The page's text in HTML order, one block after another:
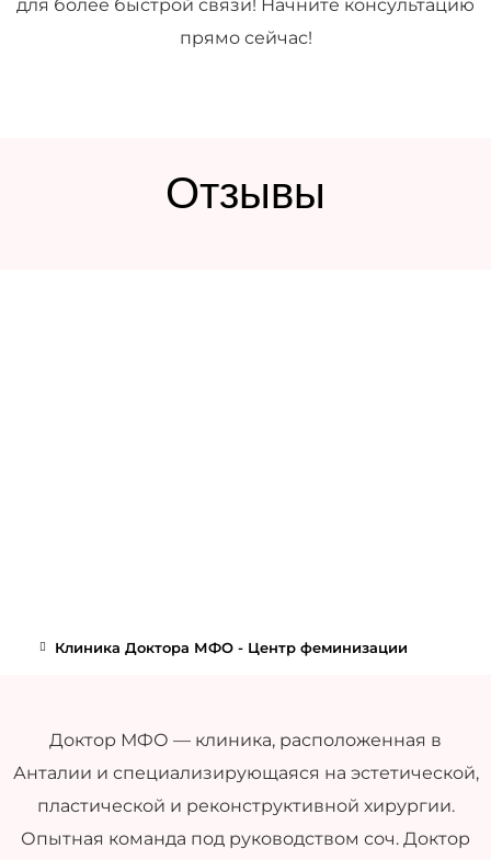
для более быстрой связи! Начните консультацию
прямо сейчас!
Отзывы
Клиника Доктора МФО - Центр феминизации
Доктор МФО — клиника, расположенная в
Анталии и специализирующаяся на эстетической,
пластической и реконструктивной хирургии.
Опытная команда под руководством соч. Доктор